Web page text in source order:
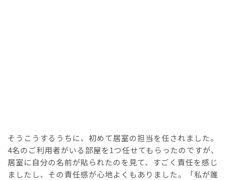
そうこうするうちに、初めて居室の担当を任されました。
4名のご利用者がいる部屋を1つ任せてもらったのですが、
居室に自分の名前が貼られたのを見て、すごく責任を感じ
ましたし、その責任感が心地よくもありました。「私が誰